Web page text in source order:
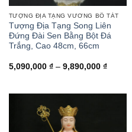
TƯỢNG ĐỊA TẠNG VƯƠNG BỒ TÁT
Tượng Địa Tạng Song Liên
Đứng Đài Sen Bằng Bột Đá
Trắng, Cao 48cm, 66cm
5,090,000 ₫ – 9,890,000 ₫Khoảng